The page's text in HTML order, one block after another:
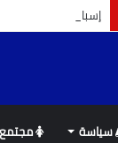
إسبانيا تؤكد التزامها
سياسة مجتمع